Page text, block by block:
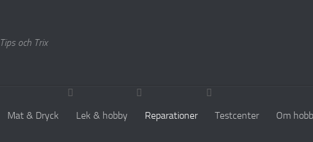
Tips och Trix
Mat & Dryck Lek & hobby Reparationer Testcenter Om